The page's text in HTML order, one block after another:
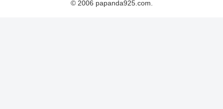
© 2006 papanda925.com.